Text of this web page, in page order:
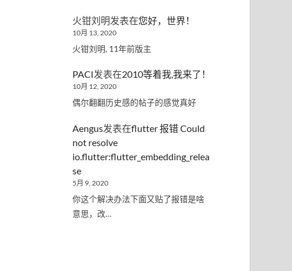
火钳刘明发表在您好，世界！
10月 13, 2020
火钳刘明, 11年前版主
PACI发表在2010等着我,我来了！
10月 12, 2020
偶尔翻翻历史感的帖子的感觉真好
Aengus发表在flutter 报错 Could
not resolve
io.flutter:flutter_embedding_relea
se
5月 9, 2020
你这个解决办法下面又贴了报错是啥
意思，改…